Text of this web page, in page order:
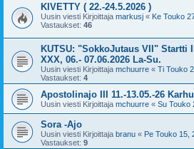
KIVETTY ( 22.-24.5.2026 )
Uusin viesti Kirjoittaja markusj « Ke Touko
Vastaukset: 46
KUTSU: "SokkoJutaus VII" Startti
XXX, 06.- 07.06.2026 La-Su.
Uusin viesti Kirjoittaja mchuurre « Ti Touko
Vastaukset: 4
Apostolinajo III 11.-13.05.-26
Uusin viesti Kirjoittaja mchuurre « Su Touko
Sora -Ajo
Uusin viesti Kirjoittaja branu « Pe Touko 15,
Vastaukset: 9